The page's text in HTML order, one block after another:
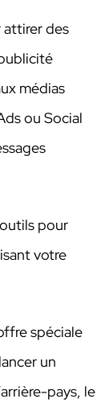
attirer des
médias
ou Social
pour
votre
spéciale
un
pays, le